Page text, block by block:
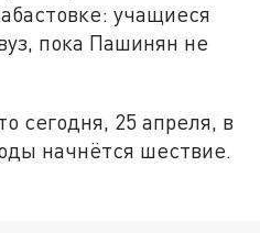
учащиеся
пока Пашинян не
сегодня, 25 апреля, в
начнётся шествие.